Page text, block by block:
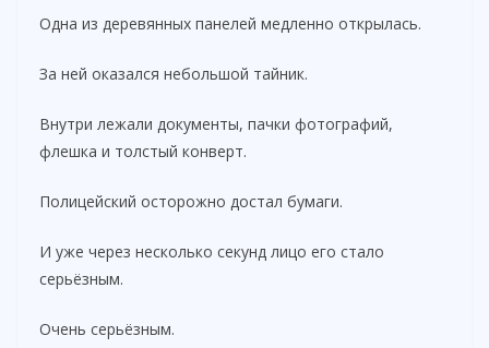
Одна из деревянных панелей медленно открылась.
За ней оказался небольшой тайник.
Внутри лежали документы, пачки фотографий,
флешка и толстый конверт.
Полицейский осторожно достал бумаги.
И уже через несколько секунд лицо его стало
серьёзным.
Очень серьёзным.